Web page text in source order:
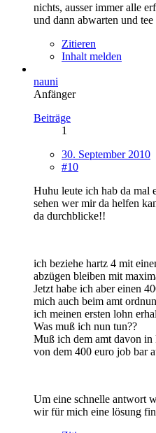
nichts, ausser immer alle
und dann abwarten und
Zitieren
Inhalt melden
nauni
Anfänger
Beiträge
1
30. September 2010
#10
Huhu leute ich hab da mal
sehen wer mir da helfen
da durchblicke!!
ich beziehe hartz 4 mit
abzügen bleiben mit
Jetzt habe ich aber einen
mich auch beim amt
ich meinen ersten lohn
Was muß ich nun tun??
Muß ich dem amt davon in
von dem 400 euro job bar
Um eine schnelle antwort
wir für mich eine lösung